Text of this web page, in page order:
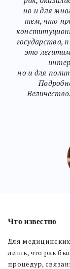
но и для
тем, что
государства,
это
но и для
Что известно
Для
лишь, что рак
процедур,